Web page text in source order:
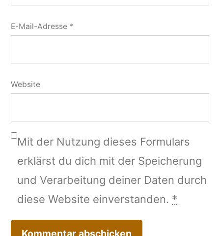
E-Mail-Adresse *
Website
Mit der Nutzung dieses Formulars
erklärst du dich mit der Speicherung
und Verarbeitung deiner Daten durch
diese Website einverstanden. *